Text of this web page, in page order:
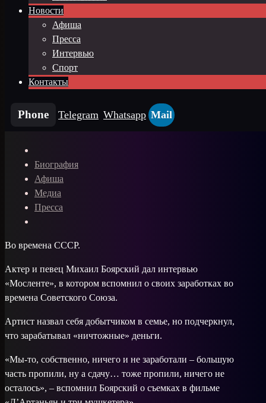
Новости
Афиша
Пресса
Интервью
Спорт
Контакты
Phone Telegram Whatsapp Mail
Биография
Афиша
Медиа
Пресса
Во времена СССР.
Актер и певец Михаил Боярский дал интервью
«Мосленте», в котором вспомнил о своих заработках во
времена Советского Союза.
Артист назвал себя добытчиком в семье, но подчеркнул,
что зарабатывал «ничтожные» деньги.
«Мы-то, собственно, ничего и не заработали – большую
часть пропили, ну а сдачу… тоже пропили, ничего не
осталось», – вспомнил Боярский о съемках в фильме